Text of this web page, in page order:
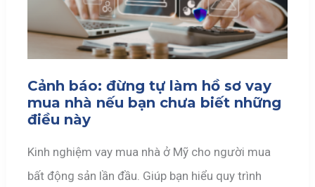
Cảnh báo: đừng tự làm hồ sơ vay
mua nhà nếu bạn chưa biết những
điều này
Kinh nghiệm vay mua nhà ở Mỹ cho người mua
bất động sản lần đầu. Giúp bạn hiểu quy trình